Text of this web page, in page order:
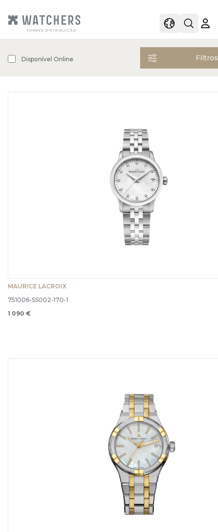
viewOpen
Disponível Online Open filters Filtros
MAURICE LACROIX
751006-SS002-170-1
1 090 €